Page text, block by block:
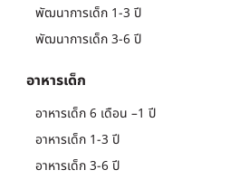
พัฒนาการเด็ก 1-3 ปี
พัฒนาการเด็ก 3-6 ปี
อาหารเด็ก
อาหารเด็ก 6 เดือน –1 ปี
อาหารเด็ก 1-3 ปี
อาหารเด็ก 3-6 ปี